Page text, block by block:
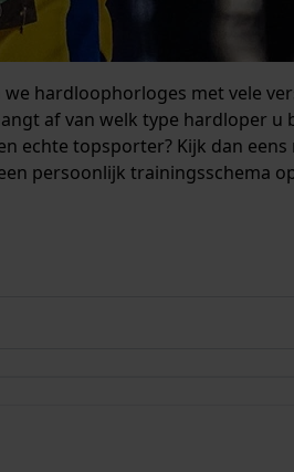
hardloophorloges met vele
af van welk type hardloper u
echte topsporter? Kijk dan eens
persoonlijk trainingsschema